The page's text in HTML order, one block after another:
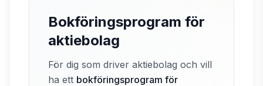
Bokföringsprogram för
aktiebolag
För dig som driver aktiebolag och vill
ha ett bokföringsprogram för